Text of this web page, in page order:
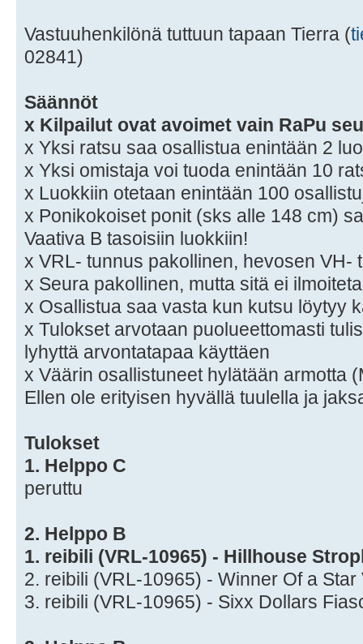
Vastuuhenkilönä tuttuun tapaan Tierra (
02841)
Säännöt
x Kilpailut ovat avoimet vain RaPu
x Yksi ratsu saa osallistua enintään 2
x Yksi omistaja voi tuoda enintään 10
x Luokkiin otetaan enintään 100
x Ponikokoiset ponit (sks alle 148 cm)
Vaativa B tasoisiin luokkiin!
x VRL- tunnus pakollinen, hevosen VH-
x Seura pakollinen, mutta sitä ei
x Osallistua saa vasta kun kutsu löytyy
x Tulokset arvotaan puolueettomasti
lyhyttä arvontatapaa käyttäen
x Väärin osallistuneet hylätään armotta
Ellen ole erityisen hyvällä tuulella ja
Tulokset
1. Helppo C
peruttu
2. Helppo B
1. reibili (VRL-10965) - Hillhouse
2. reibili (VRL-10965) - Winner Of a
3. reibili (VRL-10965) - Sixx Dollars